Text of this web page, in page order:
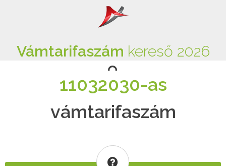
Vámtarifaszám kereső 2026
11032030-as
vámtarifaszám